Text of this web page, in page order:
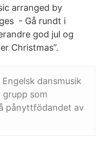
arranged by
- Gå rundt i
god jul og
Christmas”.
dansmusik
grupp som
pånyttfödandet av